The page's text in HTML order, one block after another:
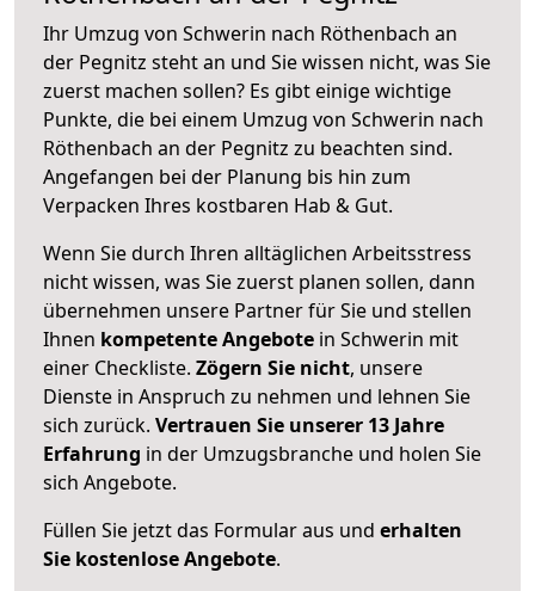
Ihr Umzug von Schwerin nach Röthenbach an
der Pegnitz steht an und Sie wissen nicht, was Sie
zuerst machen sollen? Es gibt einige wichtige
Punkte, die bei einem Umzug von Schwerin nach
Röthenbach an der Pegnitz zu beachten sind.
Angefangen bei der Planung bis hin zum
Verpacken Ihres kostbaren Hab & Gut.
Wenn Sie durch Ihren alltäglichen Arbeitsstress
nicht wissen, was Sie zuerst planen sollen, dann
übernehmen unsere Partner für Sie und stellen
Ihnen kompetente Angebote in Schwerin mit
einer Checkliste. Zögern Sie nicht, unsere
Dienste in Anspruch zu nehmen und lehnen Sie
sich zurück. Vertrauen Sie unserer 13 Jahre
Erfahrung in der Umzugsbranche und holen Sie
sich Angebote.
Füllen Sie jetzt das Formular aus und erhalten
Sie kostenlose Angebote.